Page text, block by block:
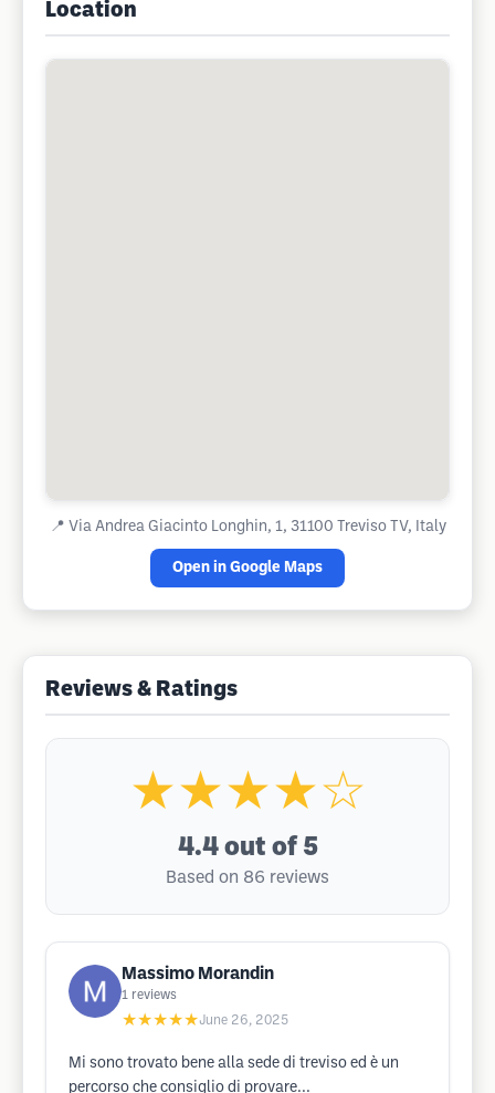
Location
📍 Via Andrea Giacinto Longhin, 1, 31100 Treviso TV, Italy
Open in Google Maps
Reviews & Ratings
★★★★☆
4.4 out of 5
Based on 86 reviews
Massimo Morandin
1 reviews
★★★★★June 26, 2025
Mi sono trovato bene alla sede di treviso ed è un
percorso che consiglio di provare...